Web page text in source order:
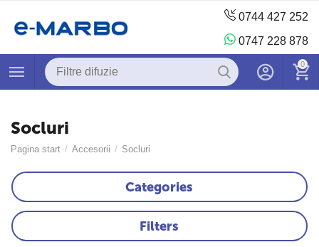
0744 427 252
0747 228 878
0
Socluri
Pagina start / Accesorii / Socluri
Categories
Filters